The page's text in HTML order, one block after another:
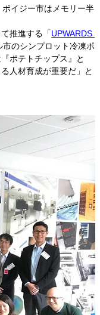
イジー市はメモリー半
推進する「UPWARDS
市のシンプロット冷凍ポ
ポテトチップス』と
人材育成が重要だ」と